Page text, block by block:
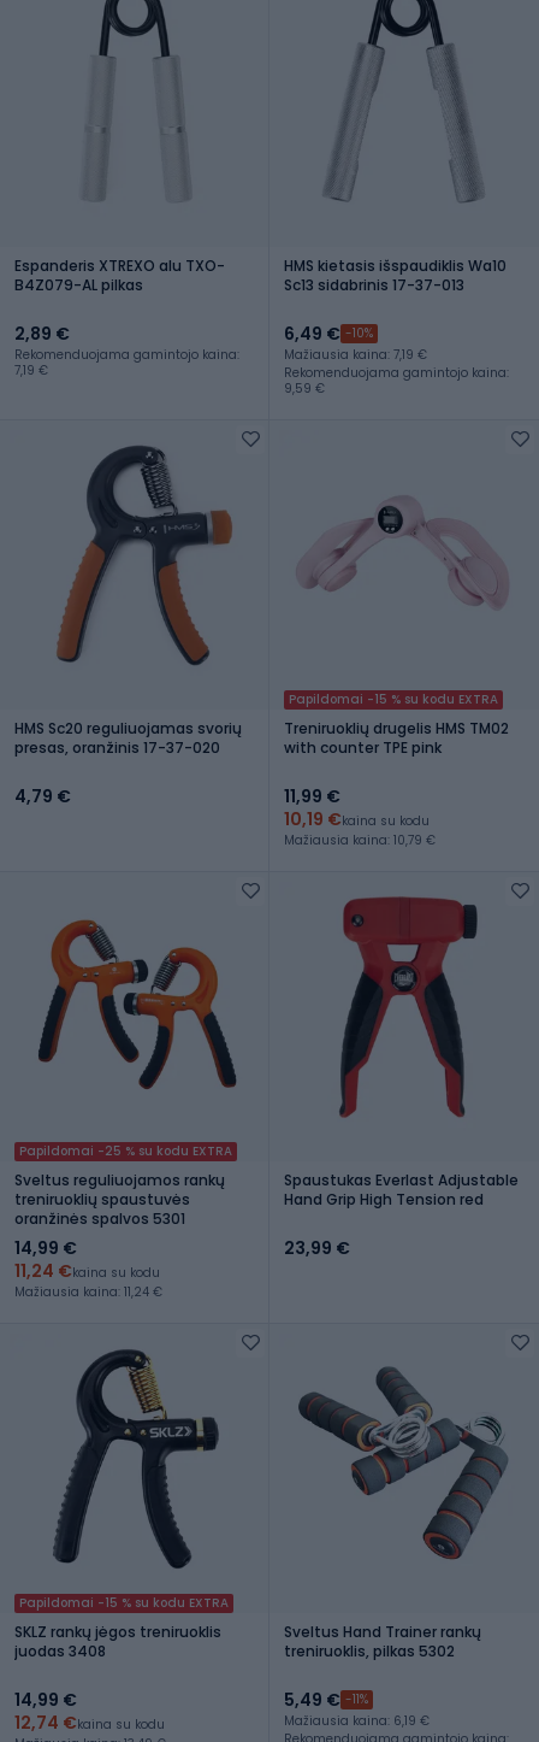
Espanderis XTREXO alu TXO-
B4Z079-AL pilkas
2,89 €
Rekomenduojama gamintojo kaina:
7,19 €
HMS kietasis išspaudiklis Wa10
Sc13 sidabrinis 17-37-013
6,49 € -10%
Mažiausia kaina: 7,19 €
Rekomenduojama gamintojo kaina:
9,59 €
HMS Sc20 reguliuojamas svorių
presas, oranžinis 17-37-020
4,79 €
Papildomai -15 % su kodu EXTRA
Treniruoklių drugelis HMS TM02
with counter TPE pink
11,99 €
10,19 €kaina su kodu
Mažiausia kaina: 10,79 €
Papildomai -25 % su kodu EXTRA
Sveltus reguliuojamos rankų
treniruoklių spaustuvės
oranžinės spalvos 5301
14,99 €
11,24 €kaina su kodu
Mažiausia kaina: 11,24 €
Spaustukas Everlast Adjustable
Hand Grip High Tension red
23,99 €
Papildomai -15 % su kodu EXTRA
SKLZ rankų jėgos treniruoklis
juodas 3408
14,99 €
12,74 €kaina su kodu
Sveltus Hand Trainer rankų
treniruoklis, pilkas 5302
5,49 € -11%
Mažiausia kaina: 6,19 €